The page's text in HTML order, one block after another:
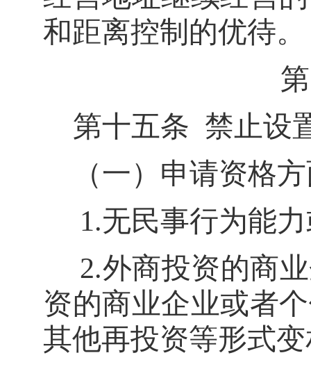
和距离控制的优待。
第十五条 禁止设
（一）申请资格
1.无民事行为能
2.外商投资的商
资的商业企业或者
其他再投资等形式